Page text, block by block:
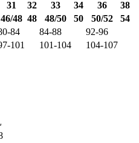
31 32 33 34 36
38
46/48 48 48/50 50 50/52
54
84 84-88
92-96
101 101-104
104-107